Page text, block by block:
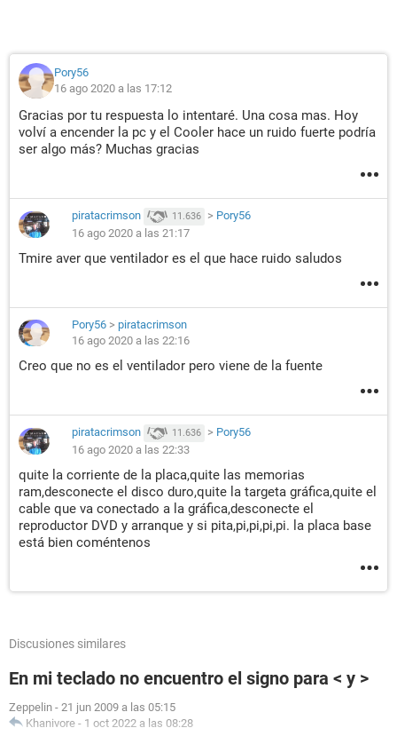
Pory56
16 ago 2020 a las 17:12
Gracias por tu respuesta lo intentaré. Una cosa mas. Hoy
volví a encender la pc y el Cooler hace un ruido fuerte podría
ser algo más? Muchas gracias
piratacrimson 11.636 > Pory56
16 ago 2020 a las 21:17
Tmire aver que ventilador es el que hace ruido saludos
Pory56 > piratacrimson
16 ago 2020 a las 22:16
Creo que no es el ventilador pero viene de la fuente
piratacrimson 11.636 > Pory56
16 ago 2020 a las 22:33
quite la corriente de la placa,quite las memorias
ram,desconecte el disco duro,quite la targeta gráfica,quite el
cable que va conectado a la gráfica,desconecte el
reproductor DVD y arranque y si pita,pi,pi,pi,pi. la placa base
está bien coméntenos
Discusiones similares
En mi teclado no encuentro el signo para < y >
Zeppelin - 21 jun 2009 a las 05:15
Khanivore - 1 oct 2022 a las 08:28